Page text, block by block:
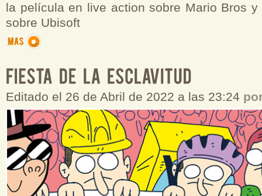
la película en live action sobre Mario Bros
sobre Ubisoft
Editado el 26 de Abril de 2022 a las 23:24